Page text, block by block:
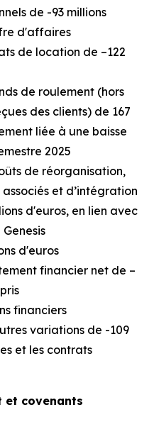
de -93 millions
d'affaires
de location de –122
de roulement (hors
des clients) de 167
liée à une baisse
2025
de réorganisation,
et d’intégration
d'euros, en lien avec
d'euros
financier net de –
financiers
variations de -109
et les contrats
et covenants